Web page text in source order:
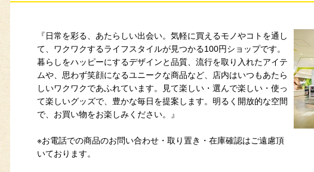
『日常を彩る、あたらしい出会い。気軽に買えるモノやコトを通し
て、ワクワクするライフスタイルが見つかる100円ショップです。
暮らしをハッピーにするデザインと品質、流行を取り入れたアイテ
ムや、思わず笑顔になるユニークな商品など、店内はいつもあたら
しいワクワクであふれています。見て楽しい・選んで楽しい・使っ
て楽しいグッズで、豊かな毎日を提案します。明るく開放的な空間
で、お買い物をお楽しみください。』
※お電話での商品のお問い合わせ・取り置き・在庫確認はご遠慮頂
いております。